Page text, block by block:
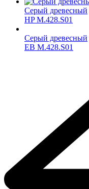
Серый древесный
HP M.428.S01
Серый древесный
ЕВ M.428.S01